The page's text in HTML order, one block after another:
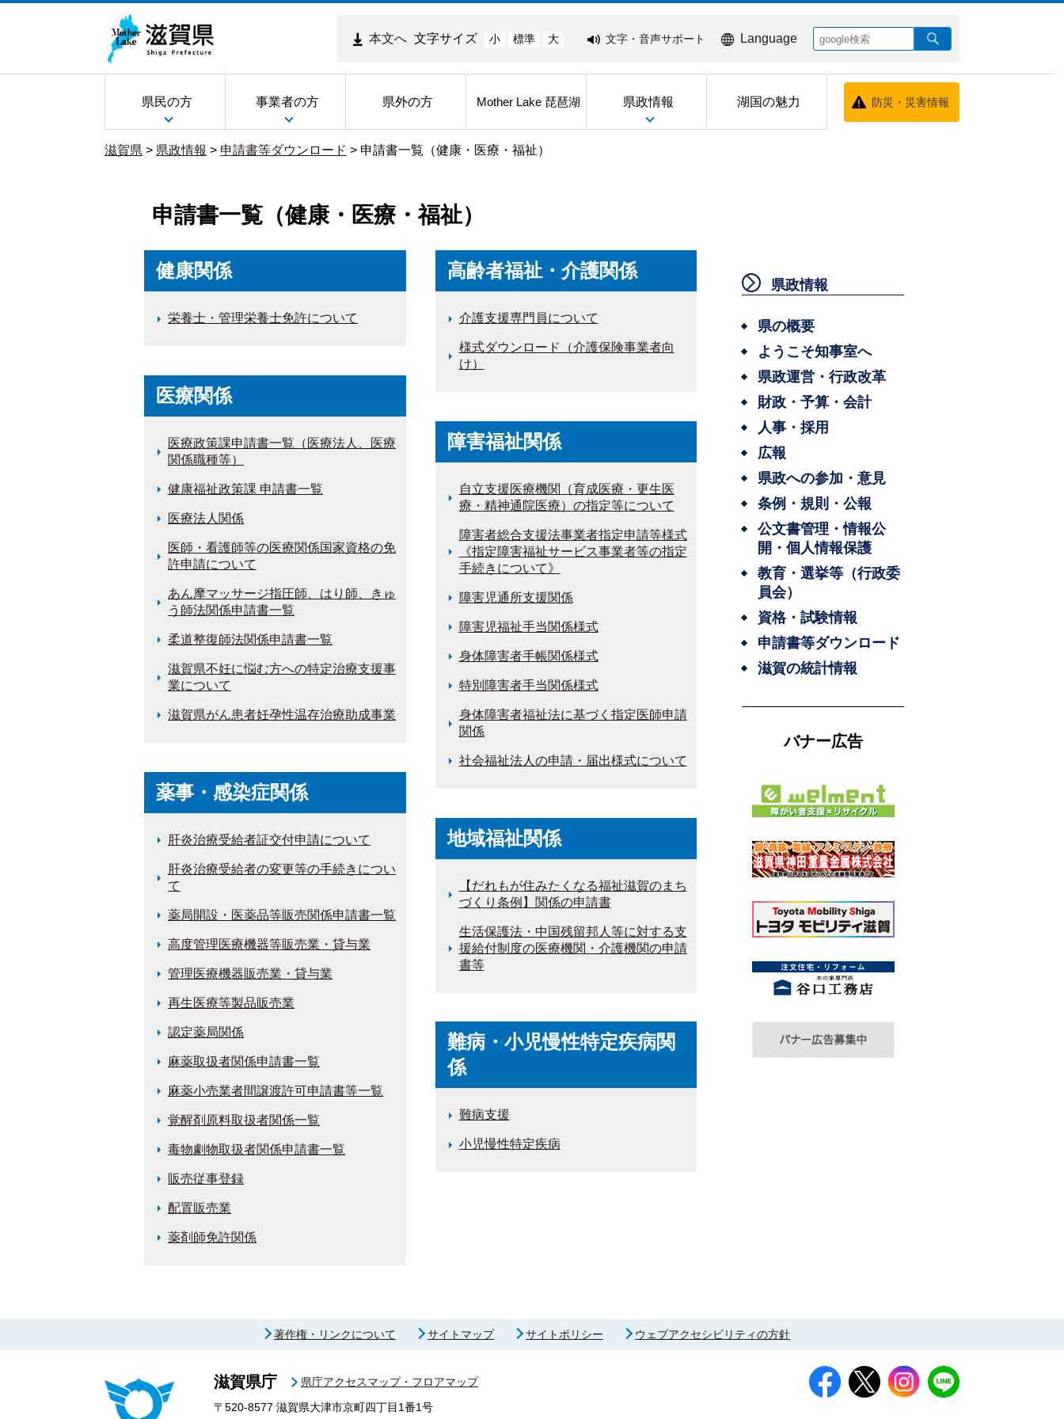
本文へ 文字サイズ 小 標準 大 文字・音声サポート Language
県民の方 事業者の方 県外の方 Mother Lake 琵琶湖 県政情報 湖国の魅力 防災・災害情報
滋賀県 > 県政情報 > 申請書等ダウンロード > 申請書一覧（健康・医療・福祉）
申請書一覧（健康・医療・福祉）
健康関係
栄養士・管理栄養士免許について
医療関係
医療政策課申請書一覧（医療法人、医療
関係職種等）
健康福祉政策課 申請書一覧
医療法人関係
医師・看護師等の医療関係国家資格の免
許申請について
あん摩マッサージ指圧師、はり師、きゅ
う師法関係申請書一覧
柔道整復師法関係申請書一覧
滋賀県不妊に悩む方への特定治療支援事
業について
滋賀県がん患者妊孕性温存治療助成事業
薬事・感染症関係
肝炎治療受給者証交付申請について
肝炎治療受給者の変更等の手続きについ
て
薬局開設・医薬品等販売関係申請書一覧
高度管理医療機器等販売業・貸与業
管理医療機器販売業・貸与業
再生医療等製品販売業
認定薬局関係
麻薬取扱者関係申請書一覧
麻薬小売業者間譲渡許可申請書等一覧
覚醒剤原料取扱者関係一覧
毒物劇物取扱者関係申請書一覧
販売従事登録
配置販売業
薬剤師免許関係
高齢者福祉・介護関係
介護支援専門員について
様式ダウンロード（介護保険事業者向
け）
障害福祉関係
自立支援医療機関（育成医療・更生医
療・精神通院医療）の指定等について
障害者総合支援法事業者指定申請等様式
《指定障害福祉サービス事業者等の指定
手続きについて》
障害児通所支援関係
障害児福祉手当関係様式
身体障害者手帳関係様式
特別障害者手当関係様式
身体障害者福祉法に基づく指定医師申請
関係
社会福祉法人の申請・届出様式について
地域福祉関係
【だれもが住みたくなる福祉滋賀のまち
づくり条例】関係の申請書
生活保護法・中国残留邦人等に対する支
援給付制度の医療機関・介護機関の申請
書等
難病・小児慢性特定疾病関
係
難病支援
小児慢性特定疾病
県政情報
県の概要
ようこそ知事室へ
県政運営・行政改革
財政・予算・会計
人事・採用
広報
県政への参加・意見
条例・規則・公報
公文書管理・情報公
開・個人情報保護
教育・選挙等（行政委
員会）
資格・試験情報
申請書等ダウンロード
滋賀の統計情報
バナー広告
著作権・リンクについて サイトマップ サイトポリシー ウェブアクセシビリティの方針
滋賀県庁
県庁アクセスマップ・フロアマップ
〒520-8577 滋賀県大津市京町四丁目1番1号